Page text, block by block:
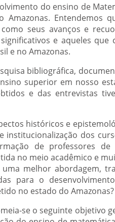
do ensino de
Entendemos
seus avanços e
e aqueles que
e no Amazonas.
bibliográfica,
superior em nosso
e das entrevistas
históricos e
institucionalização dos
de professores de
no meio acadêmico e
melhor abordagem,
para o
no estado do Amazonas?
se o seguinte objetivo